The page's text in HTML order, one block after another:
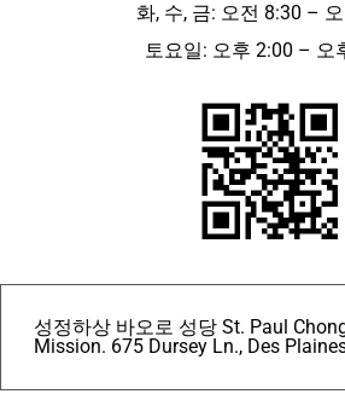
화, 수, 금: 오전 8:30 –
토요일: 오후 2:00 – 오
성정하상 바오로 성당 St. Paul
Mission. 675 Dursey Ln., Des